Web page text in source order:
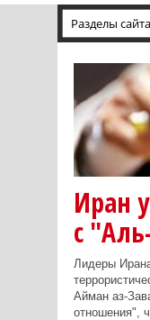
Иран
с
Лидеры
Айман аз-
отношения",